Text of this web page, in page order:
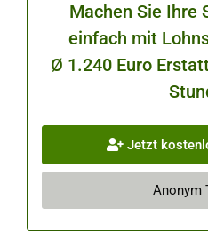
Machen Sie Ihre
einfach mit
Ø 1.240 Euro
Jetzt
Anonym